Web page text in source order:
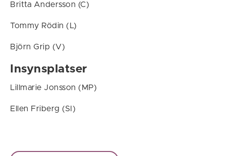
Britta Andersson (C)
Tommy Rödin (L)
Björn Grip (V)
Insynsplatser
Lillmarie Jonsson (MP)
Ellen Friberg (SI)